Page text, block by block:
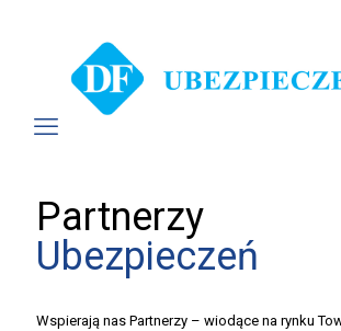
Partnerzy
Ubezpieczeń
Wspierają nas Partnerzy – wiodące na rynku